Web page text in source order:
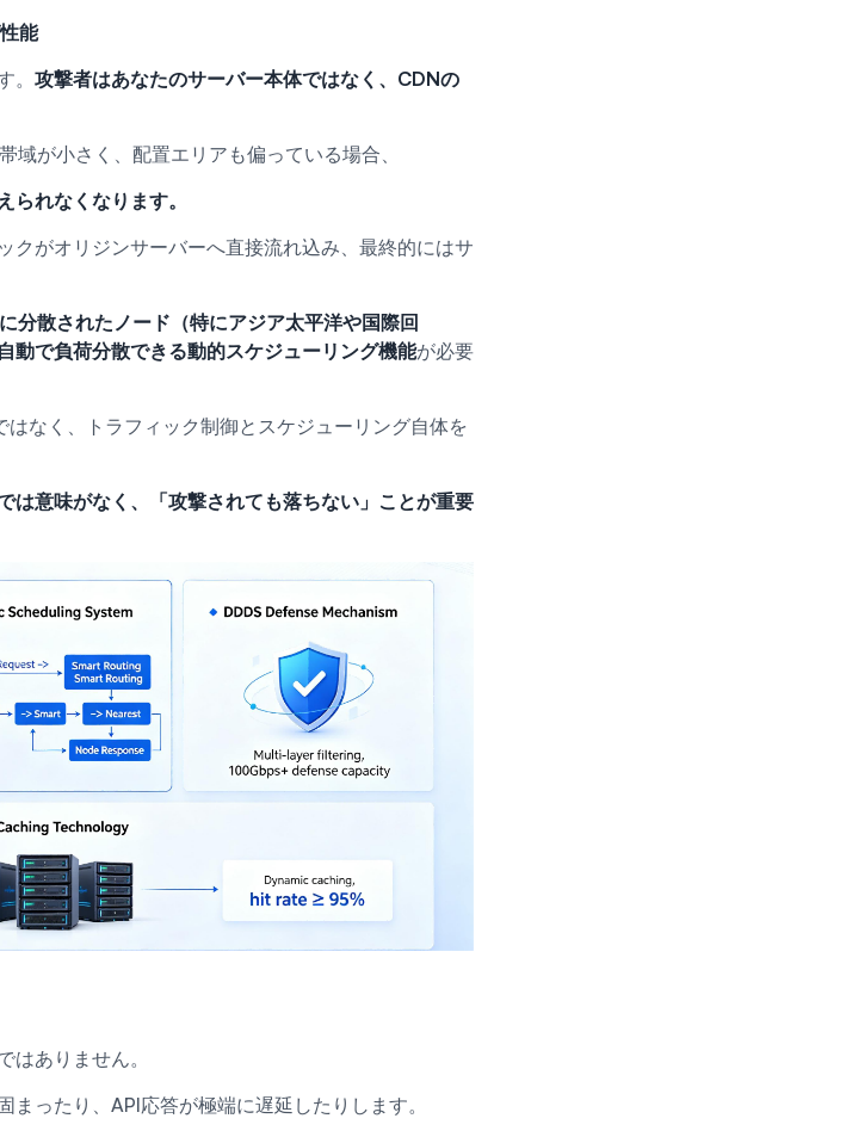
能
。 攻撃者はあなたのサーバー本体ではなく、CDNの
域が小さく、配置エリアも偏っている場合、
られなくなります。
クがオリジンサーバーへ直接流れ込み、最終的にはサ
分散されたノード（特にアジア太平洋や国際回
動で負荷分散できる動的スケジューリング機能が必要
なく、トラフィック制御とスケジューリング自体を
は意味がなく、「攻撃されても落ちない」ことが重要
ありません。
ったり、API応答が極端に遅延したりします。